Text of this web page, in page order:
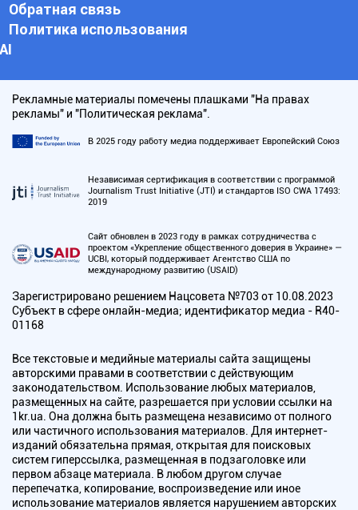
Обратная связь
Политика использования
АI
Рекламные материалы помечены плашками "На правах
рекламы" и "Политическая реклама".
В 2025 году работу медиа поддерживает Европейский Союз
Независимая сертификация в соответствии с программой
Journalism Trust Initiative (JTI) и стандартов ISO CWA 17493:
2019
Сайт обновлен в 2023 году в рамках сотрудничества с
проектом «Укрепление общественного доверия в Украине» —
UCBI, который поддерживает Агентство США по
международному развитию (USAID)
Зарегистрировано решением Нацсовета №703 от 10.08.2023
Субъект в сфере онлайн-медиа; идентификатор медиа - R40-
01168
Все текстовые и медийные материалы сайта защищены
авторскими правами в соответствии с действующим
законодательством. Использование любых материалов,
размещенных на сайте, разрешается при условии ссылки на
1kr.ua. Она должна быть размещена независимо от полного
или частичного использования материалов. Для интернет-
изданий обязательна прямая, открытая для поисковых
систем гиперссылка, размещенная в подзаголовке или
первом абзаце материала. В любом другом случае
перепечатка, копирование, воспроизведение или иное
использование материалов является нарушением авторских